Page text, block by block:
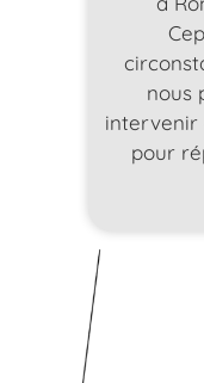
nous
intervenir
pour